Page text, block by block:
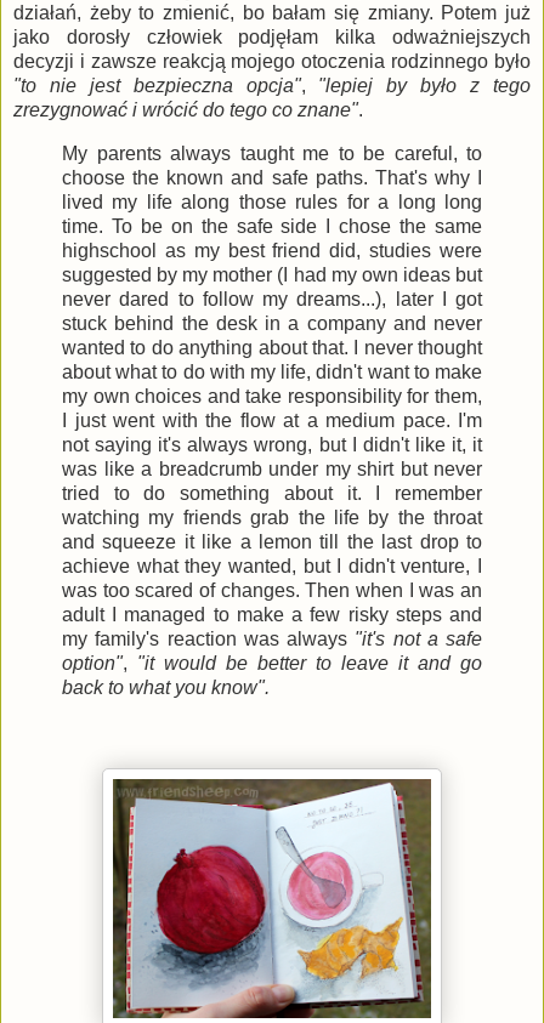
działań, żeby to zmienić, bo bałam się zmiany. Potem już
jako dorosły człowiek podjęłam kilka odważniejszych
decyzji i zawsze reakcją mojego otoczenia rodzinnego było
"to nie jest bezpieczna opcja", "lepiej by było z tego
zrezygnować i wrócić do tego co znane".
My parents always taught me to be careful, to
choose the known and safe paths. That's why I
lived my life along those rules for a long long
time. To be on the safe side I chose the same
highschool as my best friend did, studies were
suggested by my mother (I had my own ideas but
never dared to follow my dreams...), later I got
stuck behind the desk in a company and never
wanted to do anything about that. I never thought
about what to do with my life, didn't want to make
my own choices and take responsibility for them,
I just went with the flow at a medium pace. I'm
not saying it's always wrong, but I didn't like it, it
was like a breadcrumb under my shirt but never
tried to do something about it. I remember
watching my friends grab the life by the throat
and squeeze it like a lemon till the last drop to
achieve what they wanted, but I didn't venture, I
was too scared of changes. Then when I was an
adult I managed to make a few risky steps and
my family's reaction was always "it's not a safe
option", "it would be better to leave it and go
back to what you know".